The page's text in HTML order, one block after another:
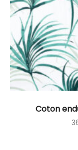
Coton